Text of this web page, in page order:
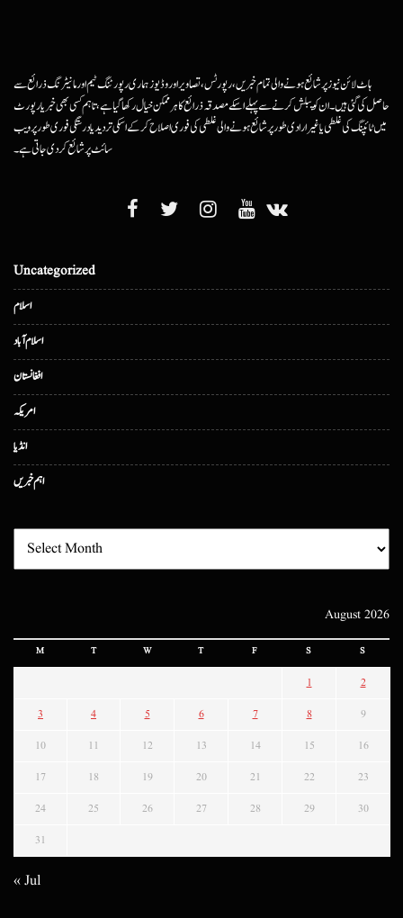
ہاٹ لائن نیوز پر شائع ہونے والی تمام خبریں، رپورٹس، تصاویر اور وڈیوز ہماری رپورٹنگ ٹیم اور مانیٹرنگ ذرائع سے
حاصل کی گئی ہیں۔ ان کو پبلش کرنے سے پہلے اسکے مصدقہ ذرائع کا ہرممکن خیال رکھا گیا ہے، تاہم کسی بھی خبر یا رپورٹ
میں ٹائپنگ کی غلطی یا غیرارادی طور پر شائع ہونے والی غلطی کی فوری اصلاح کرکے اسکی تردید یا درستگی فوری طور پر ویب
سائٹ پر شائع کردی جاتی ہے۔
Uncategorized
اسلام
اسلام آباد
افغانستان
امریکہ
انڈیا
اہم خبریں
August 2026
M T W T F S S
1 2
3 4 5 6 7 8 9
10 11 12 13 14 15 16
17 18 19 20 21 22 23
24 25 26 27 28 29 30
31
« Jul